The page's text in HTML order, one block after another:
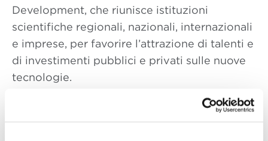
Development, che riunisce istituzioni
scientifiche regionali, nazionali, internazionali
e imprese, per favorire l’attrazione di talenti e
di investimenti pubblici e privati sulle nuove
tecnologie.
“La gestione dei dati che riguardano le
persone e la loro vita, dalla tutela su misura